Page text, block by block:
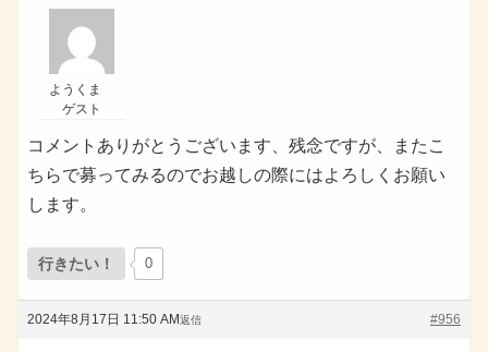
ようくま
ゲスト
コメントありがとうございます、残念ですが、またこ
ちらで募ってみるのでお越しの際にはよろしくお願い
します。
行きたい！ 0
2024年8月17日 11:50 AM #956
返信